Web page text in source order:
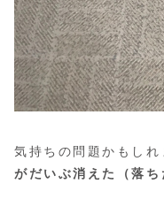
気持ちの問題かもしれ
がだいぶ消えた（落ち